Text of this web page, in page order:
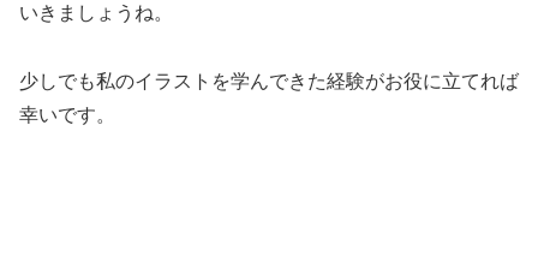
いきましょうね。
少しでも私のイラストを学んできた経験がお役に立てれば
幸いです。